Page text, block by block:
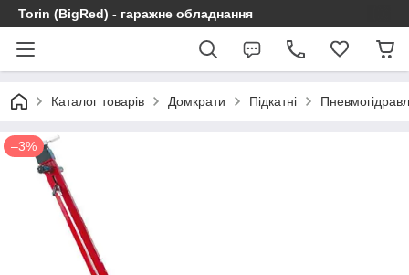
Torin (BigRed) - гаражне обладнання
Каталог товарів Домкрати Підкатні
–3%